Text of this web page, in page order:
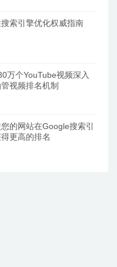
索引擎优化权威指南
万个YouTube视频深入
视频排名机制
的网站在Google搜索引
更高的排名